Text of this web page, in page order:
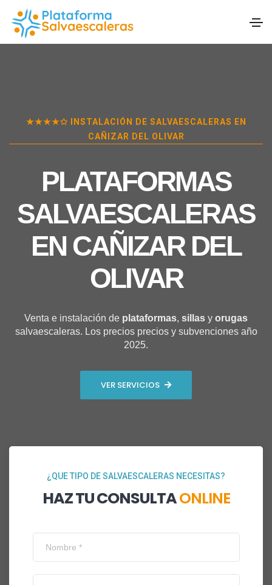
★★★★✩ INSTALACIÓN DE SALVAESCALERAS EN
CAÑIZAR DEL OLIVAR
PLATAFORMAS
SALVAESCALERAS
EN CAÑIZAR DEL
OLIVAR
Venta e instalación de plataformas, sillas y orugas
salvaescaleras. Los precios precios y subvenciones año
2025.
VER SERVICIOS
¿QUE TIPO DE SALVAESCALERAS NECESITAS?
HAZ TU CONSULTAONLINE